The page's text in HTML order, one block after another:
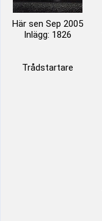
Här sen Sep 2005
Inlägg: 1826
Trådstartare